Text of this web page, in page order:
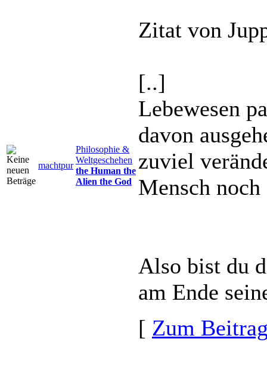
machtpur
Philosophie &
Weltgeschehen
the Human the
Alien the God
Zitat von
[..]
Lebewesen
davon
zuviel
Mensch
Also bist du
am Ende
[ Zum